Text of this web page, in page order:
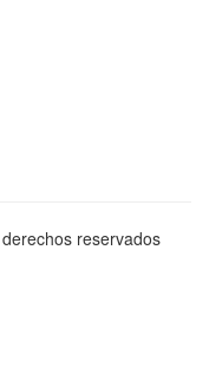
reservados